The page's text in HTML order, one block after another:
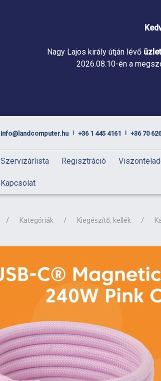
Nagy Lajos király útján lévő
2026.08.10-én a
info@landcomputer.hu +36 1 445 4161 +36 70
Szervizárlista Regisztráció
Kapcsolat
Kategóriák Kiegészítő, kellék